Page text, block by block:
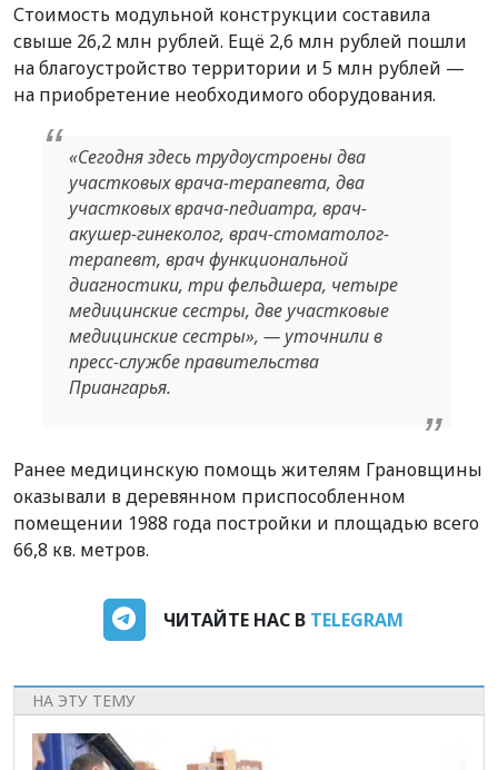
Стоимость модульной конструкции составила
свыше 26,2 млн рублей. Ещё 2,6 млн рублей пошли
на благоустройство территории и 5 млн рублей —
на приобретение необходимого оборудования.
«Сегодня здесь трудоустроены два
участковых врача-терапевта, два
участковых врача-педиатра, врач-
акушер-гинеколог, врач-стоматолог-
терапевт, врач функциональной
диагностики, три фельдшера, четыре
медицинские сестры, две участковые
медицинские сестры», — уточнили в
пресс-службе правительства
Приангарья.
Ранее медицинскую помощь жителям Грановщины
оказывали в деревянном приспособленном
помещении 1988 года постройки и площадью всего
66,8 кв. метров.
ЧИТАЙТЕ НАС В TELEGRAM
НА ЭТУ ТЕМУ